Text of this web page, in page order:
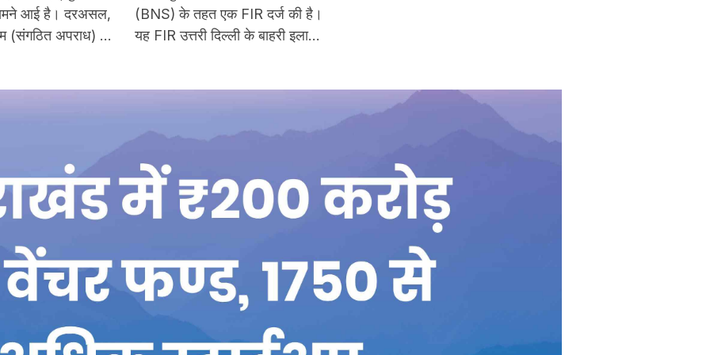
और अन्य सामान
आई है। दरअसल,
(संगठित अपराध) के
में चल रहे अवैध जुए
किया।
FIR
(BNS) के तहत एक FIR दर्ज की है।
यह FIR उत्तरी दिल्ली के बाहरी इलाके
(BNS) की धारा 140(3) के तहत दर्ज
किया गया है।